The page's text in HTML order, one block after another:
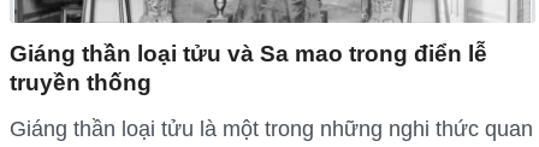
Giáng thần loại tửu và Sa mao trong điển lễ
truyền thống
Giáng thần loại tửu là một trong những nghi thức quan